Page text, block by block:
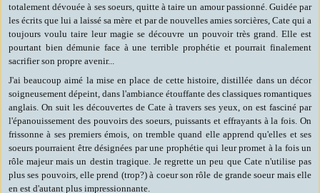
totalement dévouée à ses soeurs, quitte à taire un amour passionné. Guidée par
les écrits que lui a laissé sa mère et par de nouvelles amies sorcières, Cate qui a
toujours voulu taire leur magie se découvre un pouvoir très grand. Elle est
pourtant bien démunie face à une terrible prophétie et pourrait finalement
sacrifier son propre avenir...
J'ai beaucoup aimé la mise en place de cette histoire, distillée dans un décor
soigneusement dépeint, dans l'ambiance étouffante des classiques romantiques
anglais. On suit les découvertes de Cate à travers ses yeux, on est fasciné par
l'épanouissement des pouvoirs des soeurs, puissants et effrayants à la fois. On
frissonne à ses premiers émois, on tremble quand elle apprend qu'elles et ses
soeurs pourraient être désignées par une prophétie qui leur promet à la fois un
rôle majeur mais un destin tragique. Je regrette un peu que Cate n'utilise pas
plus ses pouvoirs, elle prend (trop?) à coeur son rôle de grande soeur mais elle
en est d'autant plus impressionnante.